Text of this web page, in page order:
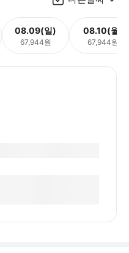
08.09(일)
67,944원
08.10(월)
67,944원